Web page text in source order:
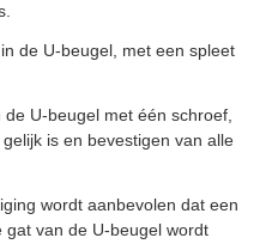
de U-beugel, met een spleet
U-beugel met één schroef,
is en bevestigen van alle
wordt aanbevolen dat een
van de U-beugel wordt